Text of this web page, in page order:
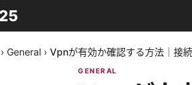
› General › Vpnが有効か確認する方法｜接
GENERAL